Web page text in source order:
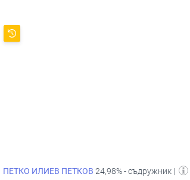
ПЕТКО ИЛИЕВ ПЕТКОВ 24,98% - съдружник |